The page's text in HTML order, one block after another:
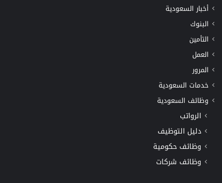
أخبار السعودية
البنوك
التأمين
العمل
المرور
خدمات السعودية
وظائف السعودية
الرواتب
دليل التوظيف
وظائف حكومية
وظائف شركات